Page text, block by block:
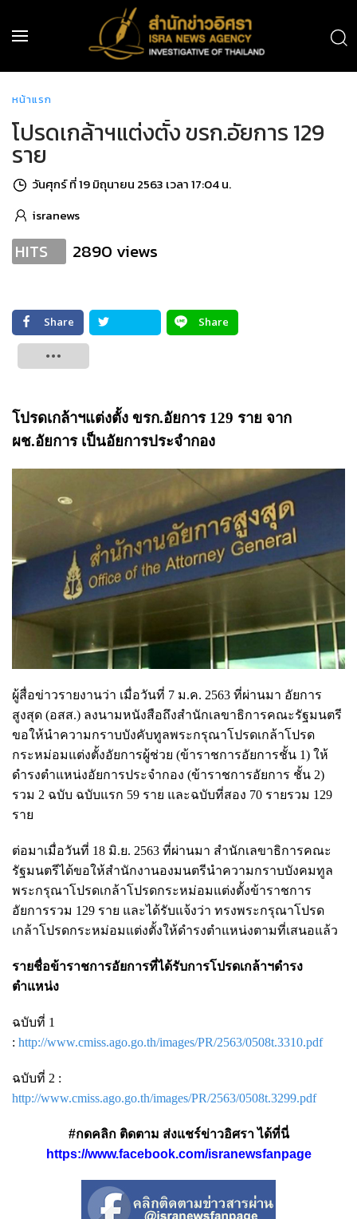
หน้าแรก
โปรดเกล้าฯแต่งตั้ง ขรก.อัยการ 129
ราย
วันศุกร์ ที่ 19 มิถุนายน 2563 เวลา 17:04 น.
isranews
HITS 2890 views
Share
Share
โปรดเกล้าฯแต่งตั้ง ขรก.อัยการ 129 ราย จาก
ผช.อัยการ เป็นอัยการประจำกอง
ผู้สื่อข่าวรายงานว่า เมื่อวันที่ 7 ม.ค. 2563 ที่ผ่านมา อัยการ
สูงสุด (อสส.) ลงนามหนังสือถึงสำนักเลขาธิการคณะรัฐมนตรี
ขอให้นำความกราบบังคับทูลพระกรุณาโปรดเกล้าโปรด
กระหม่อมแต่งตั้งอัยการผู้ช่วย (ข้าราชการอัยการชั้น 1) ให้
ดำรงตำแหน่งอัยการประจำกอง (ข้าราชการอัยการ ชั้น 2)
รวม 2 ฉบับ ฉบับแรก 59 ราย และฉบับที่สอง 70 รายรวม 129
ราย
ต่อมาเมื่อวันที่ 18 มิ.ย. 2563 ที่ผ่านมา สำนักเลขาธิการคณะ
รัฐมนตรีได้ขอให้สำนักงานองมนตรีนำความกราบบังคมทูล
พระกรุณาโปรดเกล้าโปรดกระหม่อมแต่งตั้งข้าราชการ
อัยการรวม 129 ราย และได้รับแจ้งว่า ทรงพระกรุณาโปรด
เกล้าโปรดกระหม่อมแต่งตั้งให้ดำรงตำแหน่งตามที่เสนอแล้ว
รายชื่อข้าราชการอัยการที่ได้รับการโปรดเกล้าฯดำรง
ตำแหน่ง
ฉบับที่ 1
: http://www.cmiss.ago.go.th/images/PR/2563/0508t.3310.pdf
ฉบับที่ 2 :
http://www.cmiss.ago.go.th/images/PR/2563/0508t.3299.pdf
#กดคลิก ติดตาม ส่งแชร์ข่าวอิศรา ได้ที่นี่
https://www.facebook.com/isranewsfanpage